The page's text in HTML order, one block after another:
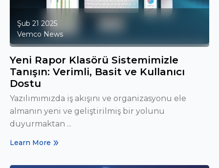
Şub 21 2025
Vemco News
Yeni Rapor Klasörü Sistemimizle
Tanışın: Verimli, Basit ve Kullanıcı
Dostu
Yazılımımızda iş akışını ve organizasyonu ele
almanın yeni ve geliştirilmiş bir yolunu
duyurmaktan ...
Learn More